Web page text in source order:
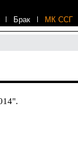
| Брак | МК ССГ